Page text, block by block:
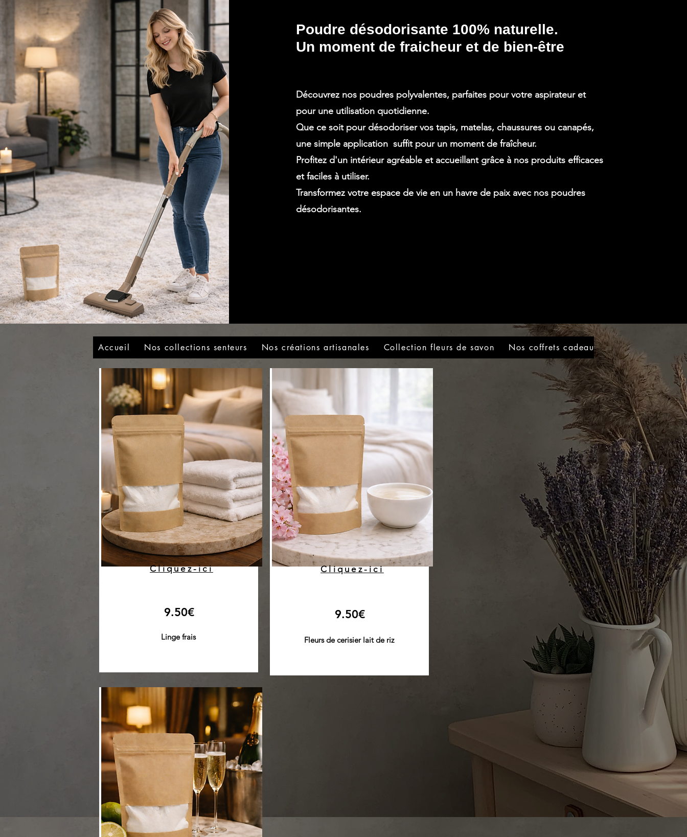
Poudre désodorisante 100% naturelle.
Un moment de fraicheur et de bien-être
Découvrez nos poudres polyvalentes, parfaites pour votre aspirateur et
pour une utilisation quotidienne.
Que ce soit pour désodoriser vos tapis, matelas, chaussures ou canapés,
une simple application suffit pour un moment de fraîcheur.
Profitez d'un intérieur agréable et accueillant grâce à nos produits efficaces
et faciles à utiliser.
Transformez votre espace de vie en un havre de paix avec nos poudres
désodorisantes.
Accueil Nos collections senteurs Nos créations artisanales Collection fleurs de savon Nos coffrets cadeaux Informations
Cliquez-ici
9.50€
Linge frais
Cliquez-ici
9.50€
Fleurs de cerisier lait de riz